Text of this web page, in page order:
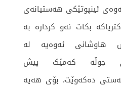
ئینپوتێکی هەستیانەی
بکات ئەو کردارە بە
هاوشانی ئەوەیە لە
جوڵە کەمێک پیش
دەکەوێت، بۆی هەیە